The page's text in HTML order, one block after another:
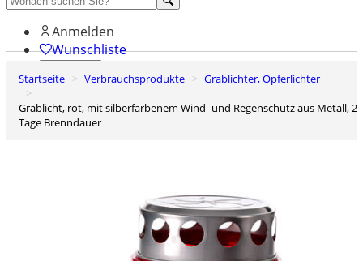
Anmelden
Wunschliste
0
Startseite Verbrauchsprodukte
Grablichter, Opferlichter
Grablicht, rot, mit silberfarbenem Wind- und Regenschutz aus Metall, 2
Tage Brenndauer